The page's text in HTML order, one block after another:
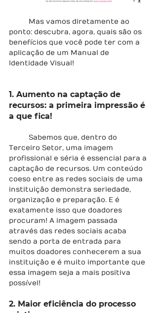
ponto: descubra, agora, quais são os
benefícios que você pode ter com a
aplicação de um Manual de
Identidade Visual!
1. Aumento na captação de
recursos: a primeira impressão é
a que fica!
Terceiro Setor, uma imagem
profissional e séria é essencial para a
captação de recursos. Um conteúdo
coeso entre as redes sociais de uma
instituição demonstra seriedade,
organização e preparação. E é
exatamente isso que doadores
procuram! A imagem passada
através das redes sociais acaba
sendo a porta de entrada para
muitos doadores conhecerem a sua
instituição e é muito importante que
essa imagem seja a mais positiva
possível!
2. Maior eficiência do processo